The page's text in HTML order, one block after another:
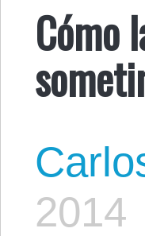
Cómo
2014